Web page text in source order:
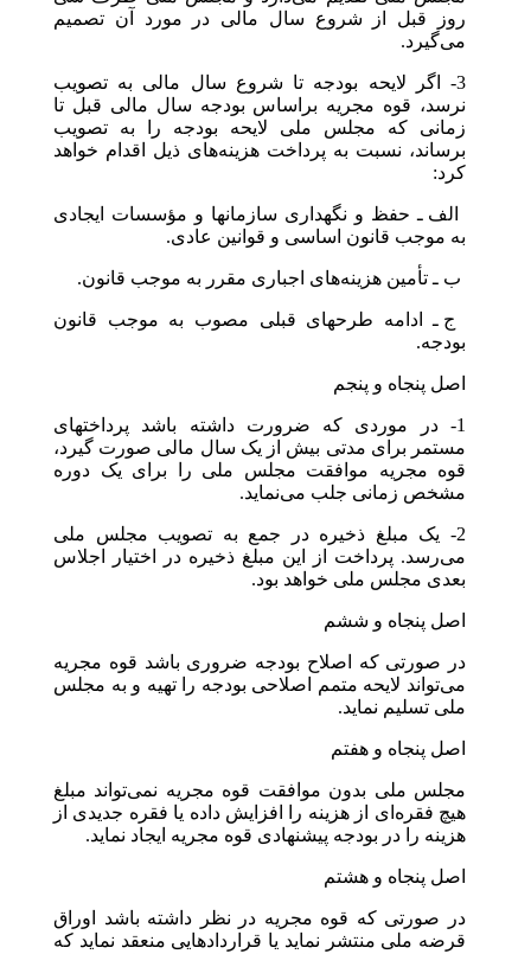
روز قبل از شروع سال مالی در مورد آن تصمیم
می‌گیرد.
3- اگر لایحه بودجه تا شروع سال مالی به تصویب
نرسد، قوه مجریه براساس بودجه سال مالی قبل تا
زمانی که مجلس ملی لایحه بودجه را به تصویب
برساند، نسبت به پرداخت هزینه‌های ذیل اقدام خواهد
کرد:
‎الف ـ حفظ و نگهداری سازمانها و مؤسسات ایجادی
به موجب قانون اساسی و قوانین عادی.
‎ج ـ ادامه طرحهای قبلی مصوب به موجب قانون
بودجه.
اصل پنجاه و پنجم
1- در موردی که ضرورت داشته باشد پرداختهای
مستمر برای مدتی بیش از یک سال مالی صورت گیرد،
قوه مجریه موافقت مجلس ملی را برای یک دوره
مشخص زمانی جلب می‌نماید.
2- یک مبلغ ذخیره در جمع به تصویب مجلس ملی
می‌رسد. پرداخت از این مبلغ ذخیره در اختیار اجلاس
بعدی مجلس ملی خواهد بود.
اصل پنجاه و ششم
در صورتی که اصلاح بودجه ضروری باشد قوه مجریه
می‌تواند لایحه متمم اصلاحی بودجه را تهیه و به مجلس
ملی تسلیم نماید.
اصل پنجاه و هفتم
مجلس ملی بدون موافقت قوه مجریه نمی‌تواند مبلغ
هیچ فقره‌ای از هزینه را افزایش داده یا فقره جدیدی از
هزینه را در بودجه پیشنهادی قوه مجریه ایجاد نماید.
اصل پنجاه و هشتم
در صورتی که قوه مجریه در نظر داشته باشد اوراق
قرضه ملی منتشر نماید یا قراردادهایی منعقد نماید که